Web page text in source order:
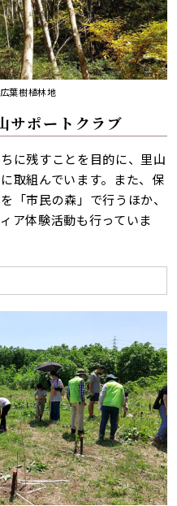
葉樹植林地
サポートクラブ
に残すことを目的に、里山
取組んでいます。また、保
「市民の森」で行うほか、
ア体験活動も行っていま